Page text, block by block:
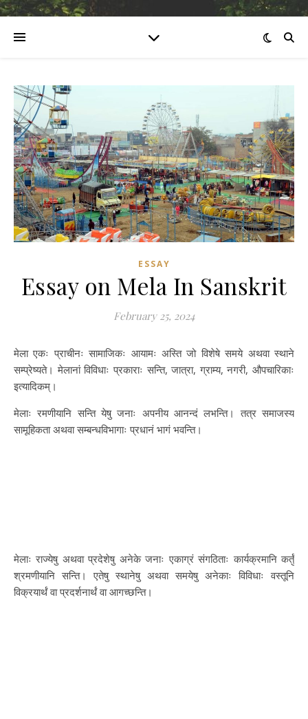
ESSAY
Essay on Mela In Sanskrit
February 25, 2024
मेला एकः प्राचीनः सामाजिकः आयामः अस्ति जो विशेषे समये अथवा स्थाने
सम्प्रेष्यते। मेलानां विविधाः प्रकाराः सन्ति, जात्रा, ग्राम्य, नगरी, औपचारिकाः
इत्यादिकम्।
मेलाः रमणीयानि सन्ति येषु जनाः अपनीय आनन्दं लभन्ति। तत्र समाजस्य
सामूहिकता अथवा सम्बन्धविभागाः प्रधानं भागं भवन्ति।
मेलाः राज्येषु अथवा प्रदेशेषु अनेके जनाः एकाग्रं संगठिताः कार्यक्रमानि कर्तुं
श्रमणीयानि सन्ति। एतेषु स्थानेषु अथवा समयेषु अनेकाः विविधाः वस्तूनि
विक्रयार्थं वा प्रदर्शनार्थं वा आगच्छन्ति।